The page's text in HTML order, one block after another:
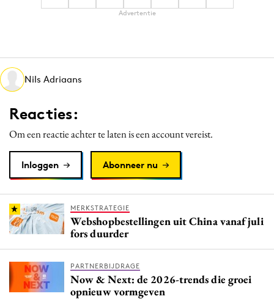
Influencer marketing
Media
Merkstrategie
Programmatic
Purpose Marketing
Advertentie
Nils Adriaans
Reacties:
Om een reactie achter te laten is een account vereist.
Inloggen Abonneer nu
MERKSTRATEGIE
Webshopbestellingen uit China vanaf juli
fors duurder
PARTNERBIJDRAGE
Now & Next: de 2026-trends die groei
opnieuw vormgeven